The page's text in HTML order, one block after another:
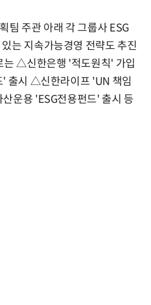
팀 주관 아래 각 그룹사 ESG
는 지속가능경영 전략도 추진
는 △신한은행 '적도원칙' 가입
출시 △신한라이프 'UN 책임
운용 'ESG전용펀드' 출시 등